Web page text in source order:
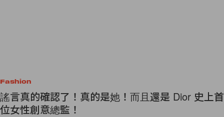
Fashion
謠言真的確認了！真的是她！而且還是 Dior 史上首
位女性創意總監！